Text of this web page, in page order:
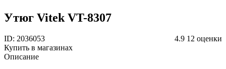
Утюг Vitek VT-8307
ID: 2036053 4.9 12 оценки
Купить в магазинах
Описание